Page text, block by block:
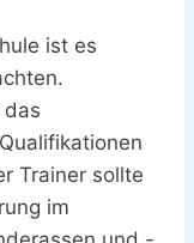
ist es
das
Trainer sollte
im